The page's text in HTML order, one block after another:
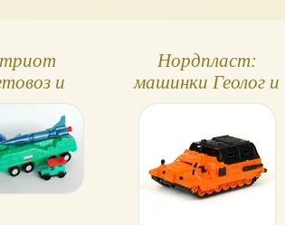
красную кнопку.
и
Нордпласт:
машинки Геолог и
Морпех